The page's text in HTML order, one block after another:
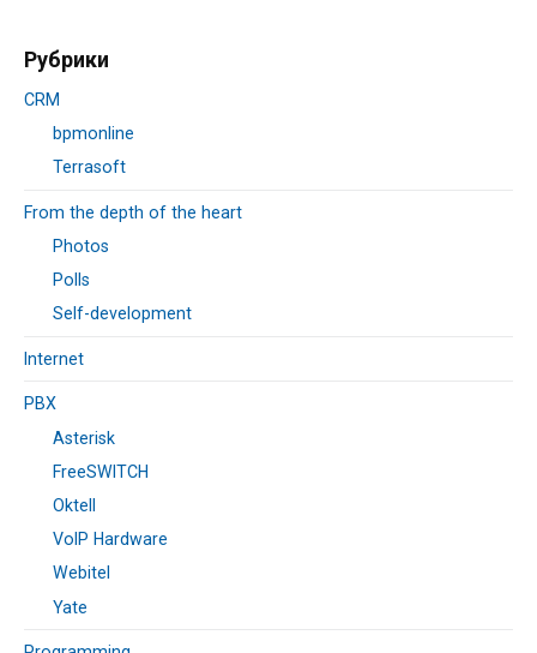
Рубрики
CRM
bpmonline
Terrasoft
From the depth of the heart
Photos
Polls
Self-development
Internet
PBX
Asterisk
FreeSWITCH
Oktell
VoIP Hardware
Webitel
Yate